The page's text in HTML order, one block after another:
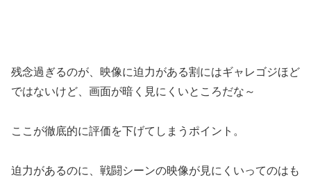
残念過ぎるのが、映像に迫力がある割にはギャレゴジほど
ではないけど、画面が暗く見にくいところだな～
ここが徹底的に評価を下げてしまうポイント。
迫力があるのに、戦闘シーンの映像が見にくいってのはも